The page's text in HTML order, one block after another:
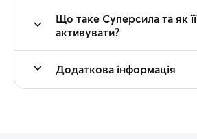
Що таке Суперсила та як її
активувати?
Додаткова інформація